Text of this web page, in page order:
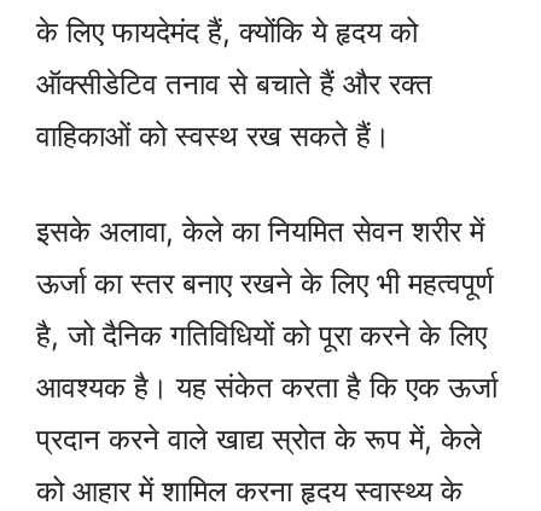
के लिए फायदेमंद हैं, क्योंकि ये हृदय को
ऑक्सीडेटिव तनाव से बचाते हैं और रक्त
वाहिकाओं को स्वस्थ रख सकते हैं।
इसके अलावा, केले का नियमित सेवन शरीर में
ऊर्जा का स्तर बनाए रखने के लिए भी महत्वपूर्ण
है, जो दैनिक गतिविधियों को पूरा करने के लिए
आवश्यक है। यह संकेत करता है कि एक ऊर्जा
प्रदान करने वाले खाद्य स्रोत के रूप में, केले
को आहार में शामिल करना हृदय स्वास्थ्य के